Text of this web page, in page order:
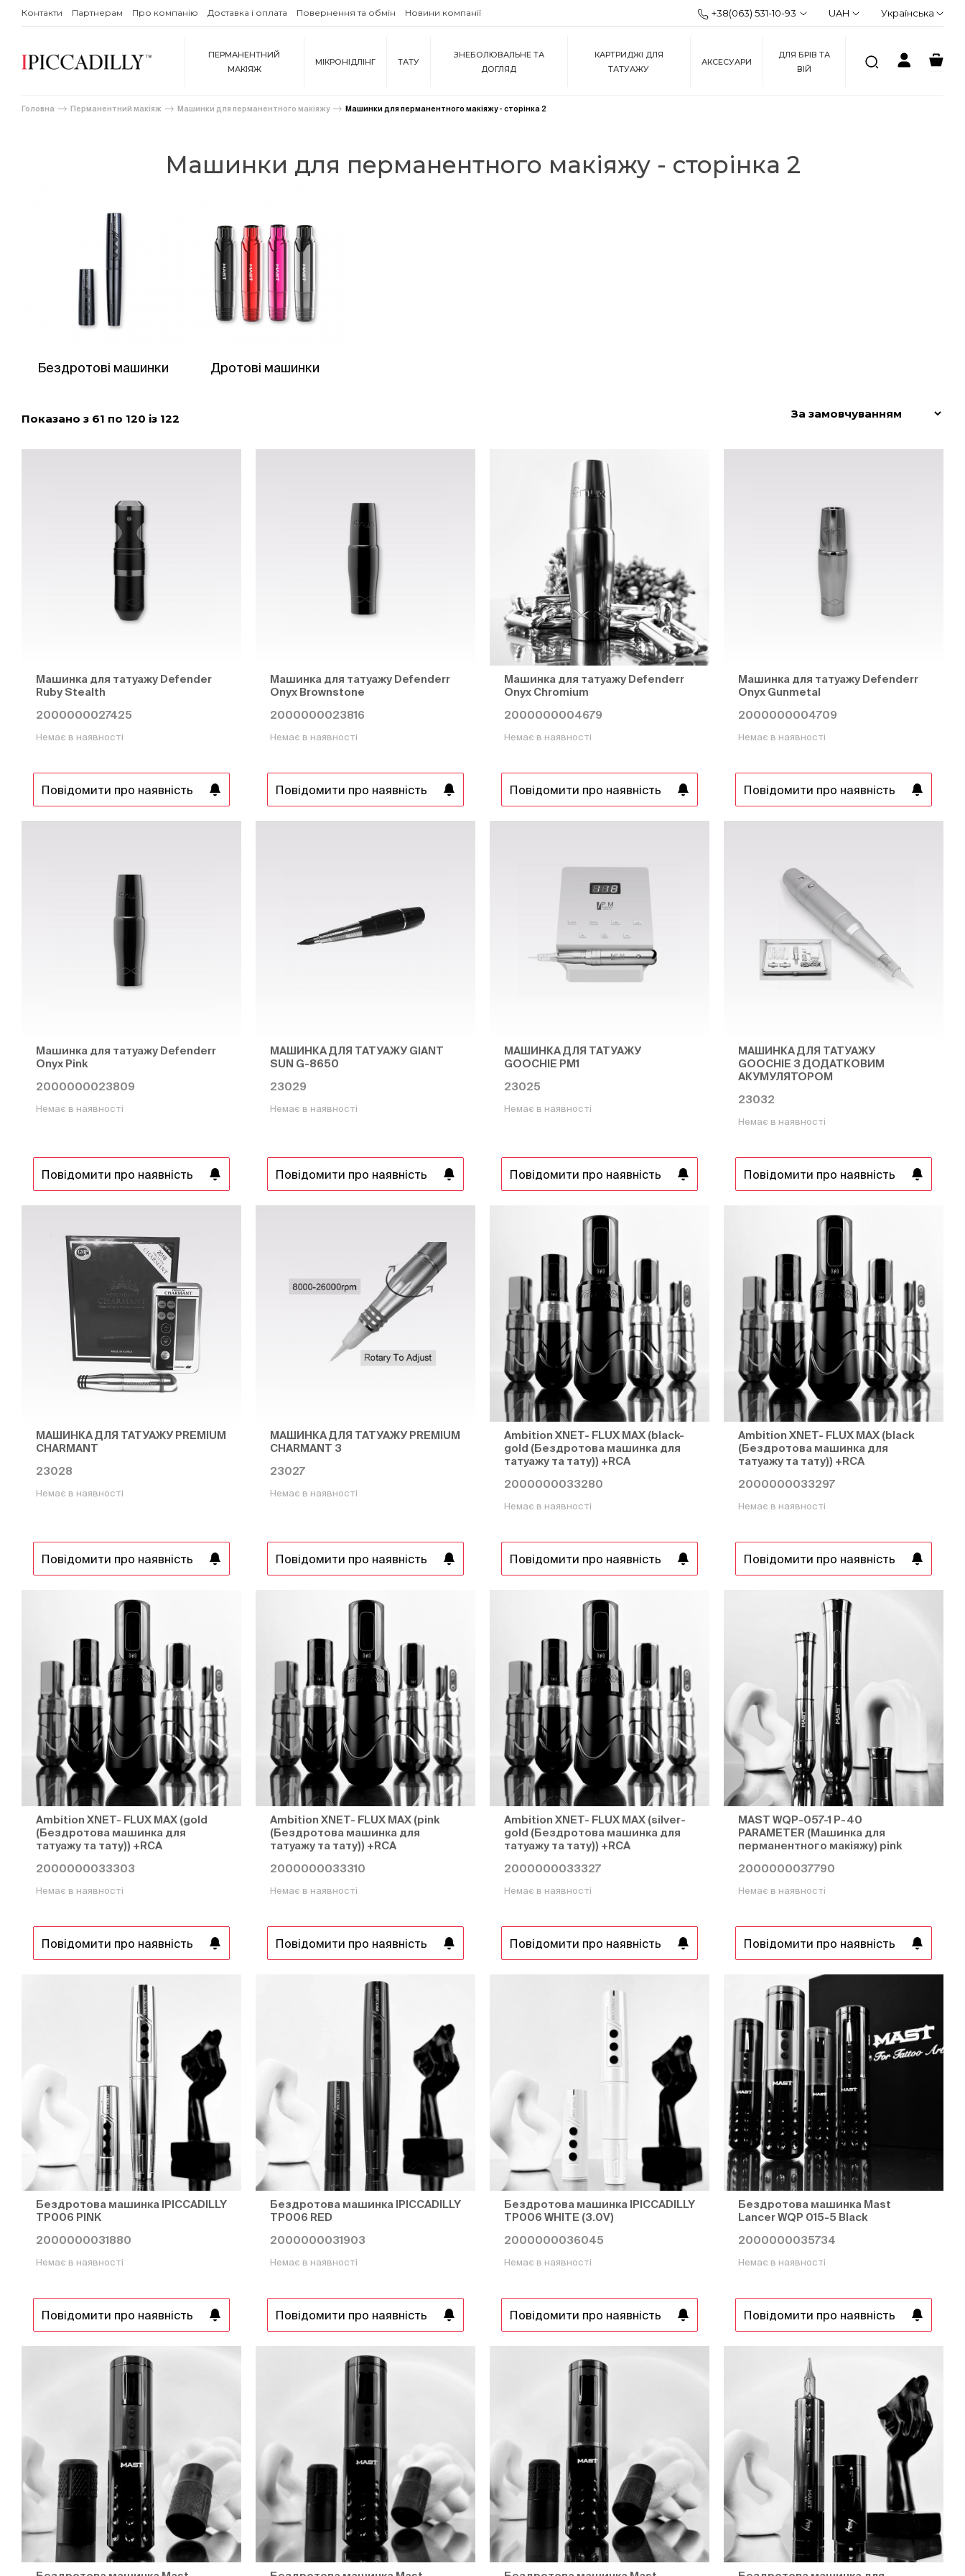
Контакти Партнерам Про компанію Доставка і оплата Повернення та обмін Новини компанії +38(063) 531-10-93 UAH Українська
ПЕРМАНЕНТНИЙ
МАКІЯЖ
МІКРОНІДЛІНГ ТАТУ
ЗНЕБОЛЮВАЛЬНЕ ТА
ДОГЛЯД
КАРТРИДЖІ ДЛЯ
ТАТУАЖУ
АКСЕСУАРИ
ДЛЯ БРІВ ТА
ВІЙ
Головна Перманентний макіяж Машинки для перманентного макіяжу Машинки для перманентного макіяжу - сторінка 2
Машинки для перманентного макіяжу - сторінка 2
Бездротові машинки Дротові машинки
Показано з 61 по 120 із 122
Машинка для татуажу Defender
Ruby Stealth
2000000027425
Немає в наявності
Повідомити про наявність
Машинка для татуажу Defenderr
Onyx Brownstone
2000000023816
Немає в наявності
Повідомити про наявність
Машинка для татуажу Defenderr
Onyx Chromium
2000000004679
Немає в наявності
Повідомити про наявність
Машинка для татуажу Defenderr
Onyx Gunmetal
2000000004709
Немає в наявності
Повідомити про наявність
Машинка для татуажу Defenderr
Onyx Pink
2000000023809
Немає в наявності
Повідомити про наявність
МАШИНКА ДЛЯ ТАТУАЖУ GIANT
SUN G-8650
23029
Немає в наявності
Повідомити про наявність
МАШИНКА ДЛЯ ТАТУАЖУ
GOOCHIE PM1
23025
Немає в наявності
Повідомити про наявність
МАШИНКА ДЛЯ ТАТУАЖУ
GOOCHIE З ДОДАТКОВИМ
АКУМУЛЯТОРОМ
23032
Немає в наявності
Повідомити про наявність
МАШИНКА ДЛЯ ТАТУАЖУ PREMIUM
CHARMANT
23028
Немає в наявності
Повідомити про наявність
МАШИНКА ДЛЯ ТАТУАЖУ PREMIUM
CHARMANT 3
23027
Немає в наявності
Повідомити про наявність
Ambition XNET- FLUX MAX (black-
gold (Бездротова машинка для
татуажу та тату)) +RCA
2000000033280
Немає в наявності
Повідомити про наявність
Ambition XNET- FLUX MAX (black
(Бездротова машинка для
татуажу та тату)) +RCA
2000000033297
Немає в наявності
Повідомити про наявність
Ambition XNET- FLUX MAX (gold
(Бездротова машинка для
татуажу та тату)) +RCA
2000000033303
Немає в наявності
Повідомити про наявність
Ambition XNET- FLUX MAX (pink
(Бездротова машинка для
татуажу та тату)) +RCA
2000000033310
Немає в наявності
Повідомити про наявність
Ambition XNET- FLUX MAX (silver-
gold (Бездротова машинка для
татуажу та тату)) +RCA
2000000033327
Немає в наявності
Повідомити про наявність
MAST WQP-057-1 P-40
PARAMETER (Машинка для
перманентного макіяжу) pink
2000000037790
Немає в наявності
Повідомити про наявність
Бездротова машинка IPICCADILLY
TP006 PINK
2000000031880
Немає в наявності
Повідомити про наявність
Бездротова машинка IPICCADILLY
TP006 RED
2000000031903
Немає в наявності
Повідомити про наявність
Бездротова машинка IPICCADILLY
TP006 WHITE (3.0V)
2000000036045
Немає в наявності
Повідомити про наявність
Бездротова машинка Mast
Lancer WQP 015-5 Black
2000000035734
Немає в наявності
Повідомити про наявність